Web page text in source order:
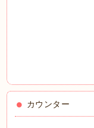
カウンター